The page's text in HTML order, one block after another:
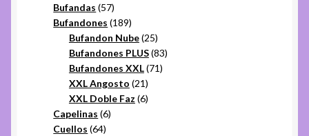
Bufandas 5757
productos
Bufandones 189189
productos
Bufandon Nube 2525
productos
Bufandones PLUS 8383
Bufandones XXL 7171
XXL Angosto 2121
productos
XXL Doble Faz 66
Capelinas 66
Cuellos 6464